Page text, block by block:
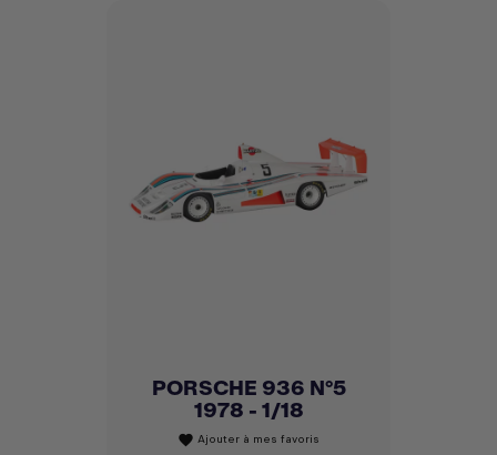
PORSCHE 936 N°5
1978 - 1/18
favorite Ajouter à mes favoris